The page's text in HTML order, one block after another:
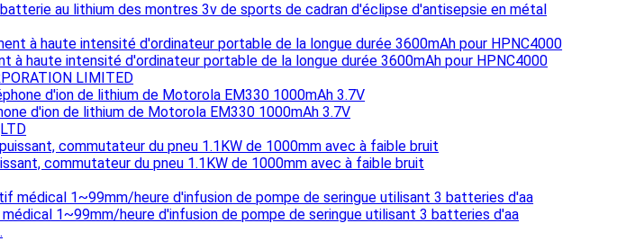
au lithium des montres 3v de sports de cadran d'éclipse d'antisepsie en métal
à haute intensité d'ordinateur portable de la longue durée 3600mAh pour HPNC4000
LIMITED
d'ion de lithium de Motorola EM330 1000mAh 3.7V
commutateur du pneu 1.1KW de 1000mm avec à faible bruit
1~99mm/heure d'infusion de pompe de seringue utilisant 3 batteries d'aa